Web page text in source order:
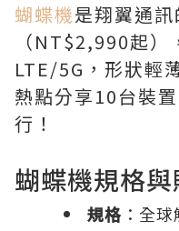
蝴蝶機是翔翼通
（NT$2,990起
LTE/5G，形狀輕
熱點分享10台裝
行！
蝴蝶機規格
規格 ：全